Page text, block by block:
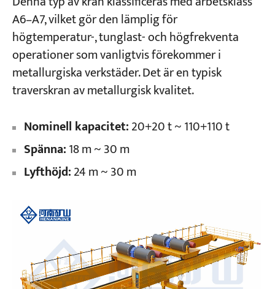
Bloggar
Nyheter
Applikationer
Om oss
Kontakta oss
A6–A7, vilket gör den lämplig för
högtemperatur-, tunglast- och högfrekventa
operationer som vanligtvis förekommer i
metallurgiska verkstäder. Det är en typisk
traverskran av metallurgisk kvalitet.
Nominell kapacitet:20+20 t ~ 110+110 t
Spänna:18 m ~ 30 m
Lyfthöjd:24 m ~ 30 m